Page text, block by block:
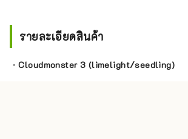
รายละเอียดสินค้า
・Cloudmonster 3 (limelight/seedling)